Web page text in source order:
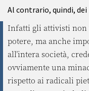
Al contrario, quindi,
Infatti gli attivisti non
potere, ma anche
all’intera società,
ovviamente una
rispetto ai radicali